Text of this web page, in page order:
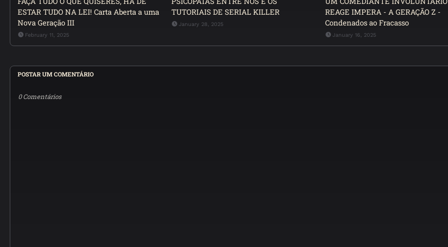
ESTAR TUDO NA LEI! Carta Aberta a uma
Nova Geração III
February 11, 2025
TUTORIAIS DE SERIAL KILLER
January 28, 2025
REAGE IMPERA - A GERAÇÃO Z -
Condenados ao Fracasso
January 16, 2025
POSTAR UM COMENTÁRIO
0 Comentários